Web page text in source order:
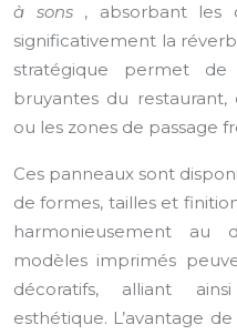
à sons , absorbant les
significativement la
stratégique permet
bruyantes du
ou les zones de passage
Ces panneaux sont
de formes, tailles et
harmonieusement au
modèles imprimés
décoratifs, alliant
esthétique. L’avantage